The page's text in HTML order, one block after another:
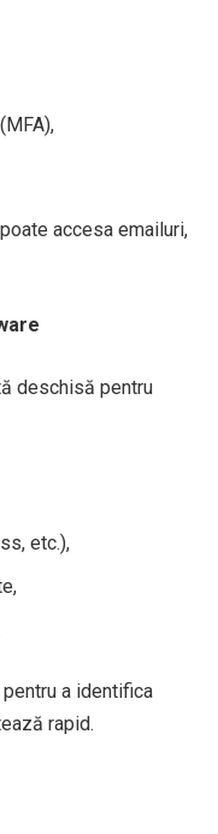
accesa emailuri,
deschisă pentru
etc.),
a identifica
rapid.